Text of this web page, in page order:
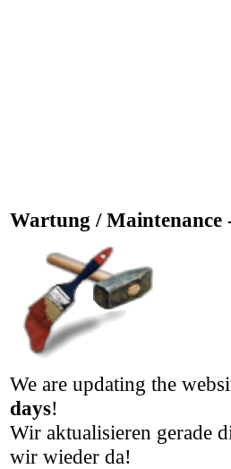
Wartung / Maintenance
We are updating the
days!
Wir aktualisieren gerade
wir wieder da!